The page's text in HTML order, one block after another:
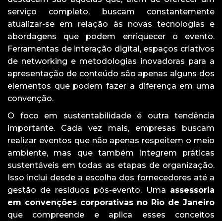
serviço completo, buscam constantemente
atualizar-se em relação às novas tecnologias e
abordagens que podem enriquecer o evento.
Ferramentas de interação digital, espaços criativos
de networking e metodologias inovadoras para a
apresentação de conteúdo são apenas alguns dos
elementos que podem fazer a diferença em uma
convenção.
O foco em sustentabilidade é outra tendência
importante. Cada vez mais, empresas buscam
realizar eventos que não apenas respeitem o meio
ambiente, mas que também integrem práticas
sustentáveis em todas as etapas de organização.
Isso inclui desde a escolha dos fornecedores até a
gestão de resíduos pós-evento. Uma assessoria
em convenções corporativas no Rio de Janeiro
que compreende e aplica esses conceitos